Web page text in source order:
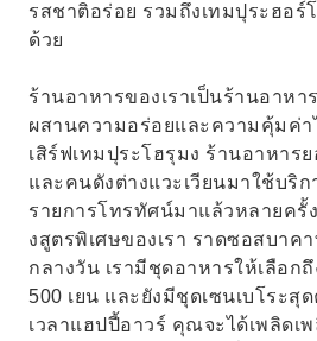
รสชาติอร่อย รวมถึงเทมปุระฮอร์
ด้วย
ร้านอาหารของเราเป็นร้านอาห
ผสานความอร่อยและความคุ้มค่า
เสิร์ฟเทมปุระโฮรุมง ร้านอาหาร
และคนดังต่างแวะเวียนมาใช้บริก
รายการโทรทัศน์มาแล้วหลายครั้
งสูตรพิเศษของเรา ราดซอสบาค
กลางวัน เรามีชุดอาหารให้เลือก
500 เยน และยังมีชุดเซนเบโระสุ
เวลาแฮปปี้อาวร์ คุณจะได้เพลิดเ